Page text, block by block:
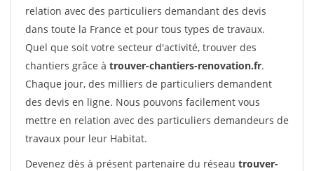
relation avec des particuliers demandant des devis
dans toute la France et pour tous types de travaux.
Quel que soit votre secteur d'activité, trouver des
chantiers grâce à trouver-chantiers-renovation.fr.
Chaque jour, des milliers de particuliers demandent
des devis en ligne. Nous pouvons facilement vous
mettre en relation avec des particuliers demandeurs de
travaux pour leur Habitat.
Devenez dès à présent partenaire du réseau trouver-